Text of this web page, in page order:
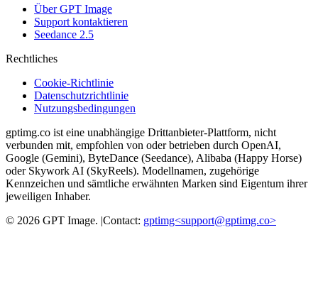
Über GPT Image
Support kontaktieren
Seedance 2.5
Rechtliches
Cookie-Richtlinie
Datenschutzrichtlinie
Nutzungsbedingungen
gptimg.co ist eine unabhängige Drittanbieter-Plattform, nicht
verbunden mit, empfohlen von oder betrieben durch OpenAI,
Google (Gemini), ByteDance (Seedance), Alibaba (Happy Horse)
oder Skywork AI (SkyReels). Modellnamen, zugehörige
Kennzeichen und sämtliche erwähnten Marken sind Eigentum ihrer
jeweiligen Inhaber.
© 2026 GPT Image. |Contact: gptimg<support@gptimg.co>